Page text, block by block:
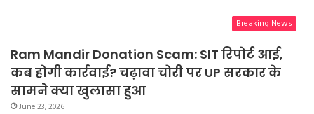
Breaking News
Ram Mandir Donation Scam: SIT रिपोर्ट आई,
कब होगी कार्रवाई? चढ़ावा चोरी पर UP सरकार के
सामने क्या खुलासा हुआ
June 23, 2026